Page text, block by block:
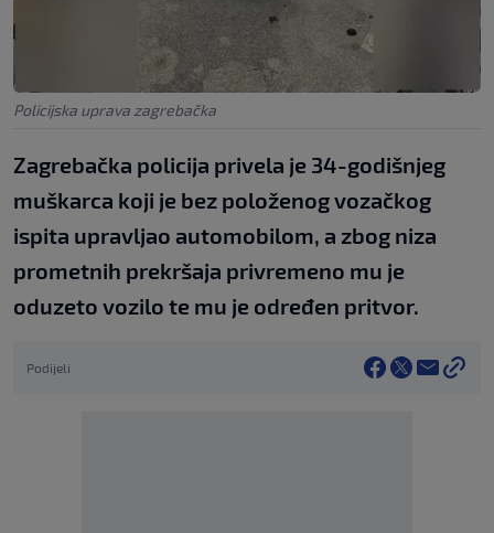
Policijska uprava zagrebačka
Zagrebačka policija privela je 34-godišnjeg
muškarca koji je bez položenog vozačkog
ispita upravljao automobilom, a zbog niza
prometnih prekršaja privremeno mu je
oduzeto vozilo te mu je određen pritvor.
Podijeli